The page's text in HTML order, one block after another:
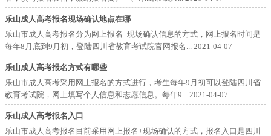
乐山成人高考报名现场确认地点在哪
乐山市成人高考报名分为网上报名+现场确认信息的方式，网上报名时间是
每年8月底到9月初，登陆四川省教育考试院官网报名... 2021-04-07
乐山成人高考报名方式有哪些
乐山市成人高考采用网上报名的方式进行，考生每年9月初可以登陆四川省
教育考试院，网上填写个人信息和志愿信息。每年9... 2021-04-07
乐山成人高考报名入口
乐山市成人高考报名目前采用网上报名+现场确认的方式，报名入口是四川